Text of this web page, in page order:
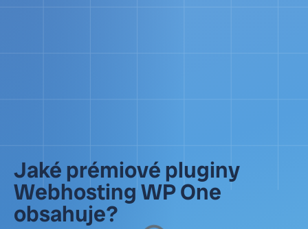
Jaké prémiové pluginy
Webhosting WP One
obsahuje?